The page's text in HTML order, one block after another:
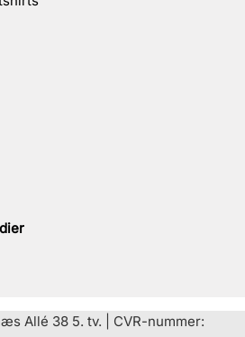
Allé 38 5. tv. | CVR-nummer: